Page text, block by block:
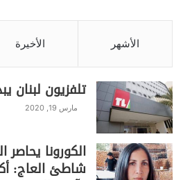
الكلام الجديد يُطرح
المُستجدة في المجتمعات
عن الإلهيات والكينونة
المسائل المرتبطة بالفكر.
فطالبو التجديد في علم
الاستفادة من المناهج
الاجتماعية، مع تناول
الأشهر الأخيرة
تلفزيون لبنان
مارس 19, 2020
الكورونا يحاصر
شاطئ العاج: